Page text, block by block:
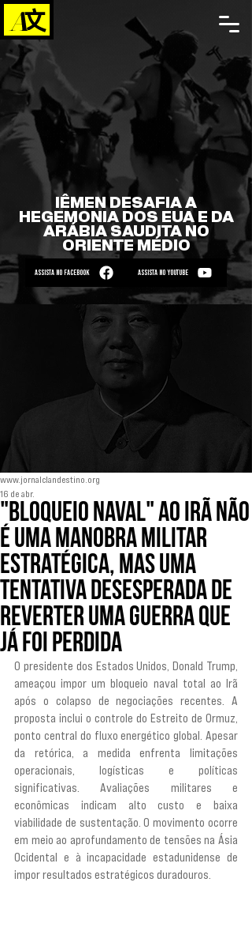
IÊMEN DESAFIA A
HEGEMONIA DOS EUA E DA
ARÁBIA SAUDITA NO
ORIENTE MÉDIO
ASSISTA NO FACEBOOK ASSISTA NO YOUTUBE
"Bloqueio naval" ao Irã não
é uma manobra militar
estratégica, mas uma
tentativa desesperada de
reverter uma guerra que
já foi perdida
www.jornalclandestino.org
16 de abr.
O presidente dos Estados Unidos, Donald Trump,
ameaçou impor um bloqueio naval total ao Irã
após o colapso de negociações recentes. A
proposta inclui o controle do Estreito de Ormuz,
ponto central do fluxo energético global. Apesar
da retórica, a medida enfrenta limitações
operacionais, logísticas e políticas
significativas. Avaliações militares e
econômicas indicam alto custo e baixa
viabilidade de sustentação. O movimento ocorre
em meio ao aprofundamento de tensões na Ásia
Ocidental e à incapacidade estadunidense de
impor resultados estratégicos duradouros.